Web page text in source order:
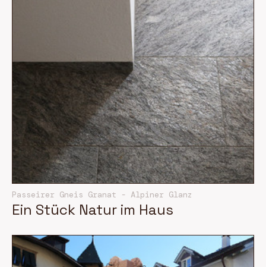
Passeirer Gneis Granat - Alpiner Glanz
Ein Stück Natur im Haus